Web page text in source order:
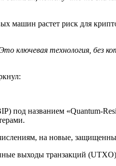
машин растет риск для
ключевая технология, без
под названием «Quantum-
на новые,
выходы транзакций